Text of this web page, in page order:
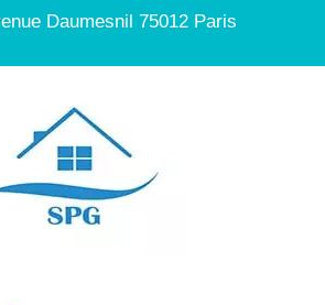
Daumesnil 75012 Paris